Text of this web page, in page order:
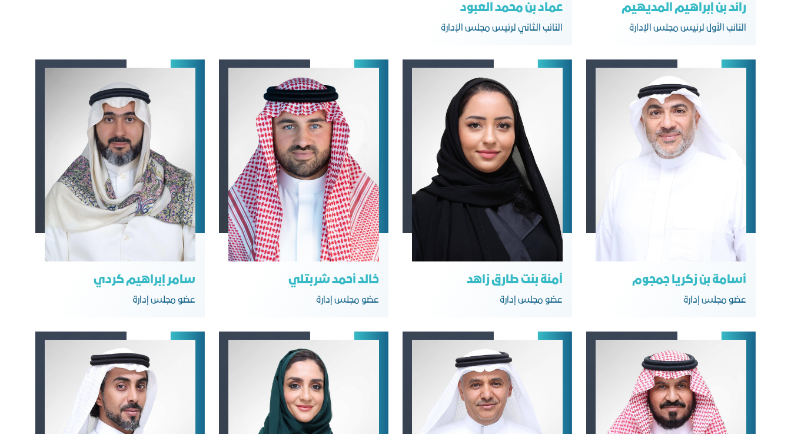
رائد بن إبراهيم المديهيم
النائب الأول لرئيس مجلس الإدارة
عماد بن محمد العبود
النائب الثاني لرئيس مجلس الإدارة
أسامة بن زكريا جمجوم
عضو مجلس إدارة
آمنة بنت طارق زاهد
عضو مجلس إدارة
خالد أحمد شربتلي
عضو مجلس إدارة
سامر إبراهيم كردي
عضو مجلس إدارة